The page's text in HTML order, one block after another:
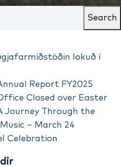
Search
lokuð í
Report FY2025
Closed over Easter
Journey Through the
– March 24
Celebration